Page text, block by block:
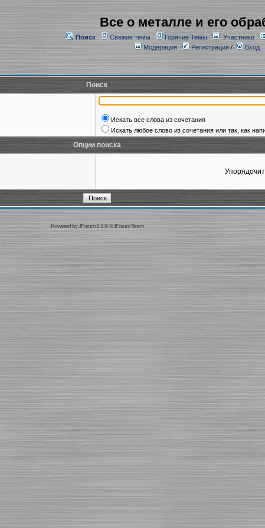
Все о металле и его
Поиск Свежие темы Горячие Темы Участники
Модерация
Регистрация/ Вход
Поиск
Искать все слова из сочетания
Искать любое слово из сочетания или так, как
Опции поиска
Powered byJForum 2.1.9©JForum Team